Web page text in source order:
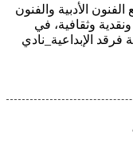
الأدبية والفنون
وثقافية، في
الإبداعية_نادي